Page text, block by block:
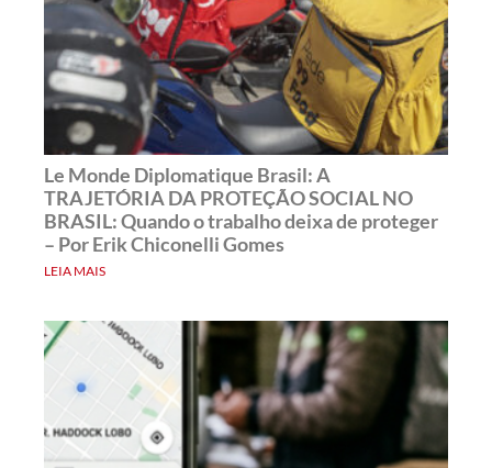
Le Monde Diplomatique Brasil: A
TRAJETÓRIA DA PROTEÇÃO SOCIAL NO
BRASIL: Quando o trabalho deixa de proteger
– Por Erik Chiconelli Gomes
LEIA MAIS